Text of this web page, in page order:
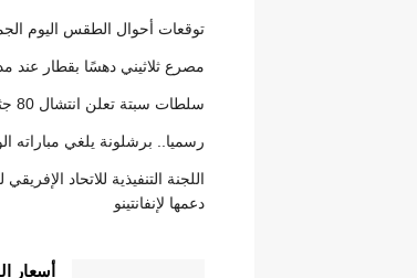
توقعات أحوال الطقس اليوم
مصرع ثلاثيني دهسًا بقطار عند
سلطات سبتة تعلن انتشال 80 جثة وتحديد هوية أربعة ضحايا
رسميا.. برشلونة يلغي مباراته
اللجنة التنفيذية للاتحاد
دعمها لإنفانتينو
أسعار